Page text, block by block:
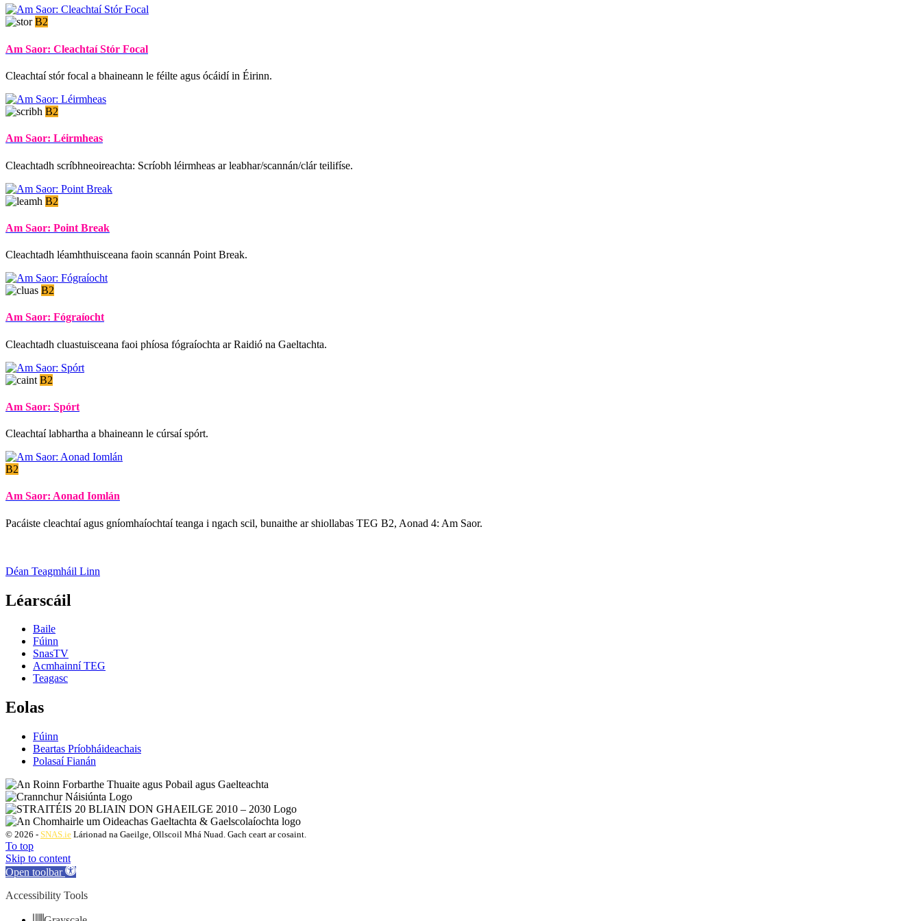
B2
Am Saor: Cleachtaí Stór Focal
Cleachtaí stór focal a bhaineann le féilte agus ócáidí in Éirinn.
B2
Am Saor: Léirmheas
Cleachtadh scríbhneoireachta: Scríobh léirmheas ar leabhar/scannán/clár teilifíse.
B2
Am Saor: Point Break
Cleachtadh léamhthuisceana faoin scannán Point Break.
B2
Am Saor: Fógraíocht
Cleachtadh cluastuisceana faoi phíosa fógraíochta ar Raidió na Gaeltachta.
B2
Am Saor: Spórt
Cleachtaí labhartha a bhaineann le cúrsaí spórt.
B2
Am Saor: Aonad Iomlán
Pacáiste cleachtaí agus gníomhaíochtaí teanga i ngach scil, bunaithe ar shiollabas TEG B2, Aonad 4: Am Saor.
Déan Teagmháil Linn
Léarscáil
Baile
Fúinn
SnasTV
Acmhainní TEG
Teagasc
Eolas
Fúinn
Beartas Príobháideachais
Polasaí Fianán
© 2026 - SNAS.ie Lárionad na Gaeilge, Ollscoil Mhá Nuad. Gach ceart ar cosaint.
To top
Skip to content
Open toolbar
Accessibility Tools